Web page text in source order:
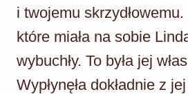
i twojemu
które miała na sobie
wybuchły. To była jej
Wypłynęła dokładnie z